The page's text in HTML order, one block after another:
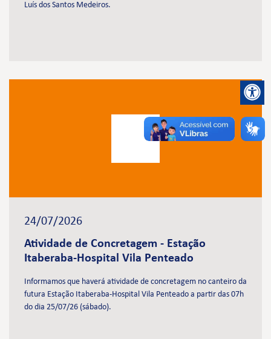
Luís dos Santos Medeiros.
24/07/2026
Atividade de Concretagem - Estação
Itaberaba-Hospital Vila Penteado
Informamos que haverá atividade de concretagem no canteiro da
futura Estação Itaberaba-Hospital Vila Penteado a partir das 07h
do dia 25/07/26 (sábado).